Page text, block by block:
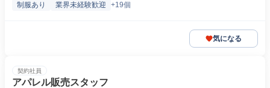
制服あり 業界未経験歓迎 +19個
気になる
契約社員
アパレル販売スタッフ